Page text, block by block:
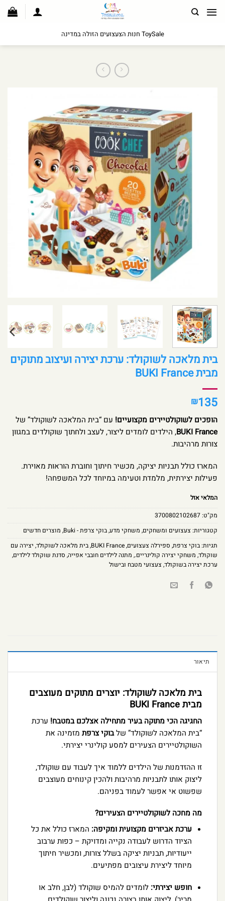
לתוכן
ToySale חנות הצעצועים הזולה במדינה
בית מלאכה לשוקולד: ערכת יצירה ועיצוב מתוקים
מבית BUKI France
₪135
הופכים לשוקולטיירים מקצועיים! עם “בית המלאכה לשוקולד” של
BUKI France, הילדים לומדים ליצור, לעצב ולחתוך שוקולדים במגוון
צורות מרהיבות.
המארז כולל תבניות יציקה, מכשיר חיתוך וחוברת הוראות מאוירת.
פעילות יצירתית, מלמדת וטעימה במיוחד לכל המשפחה!
המלאי אזל
מק"ט:3700802102687
קטגוריות: צעצועים ומשחקים, משחקי מדע,בוקי צרפת - Buki , מוצרים חדשים
תגיות:בוקי צרפת, ספירלה צעצועים,
BUKI France
,בית מלאכה לשוקולד, יצירה עם
שוקולד, משחקי יצירה קולינריים., מתנה לילדים חובבי אפייה, סדנת שוקולד לילדים,
ערכת יצירה בשוקולד, צעצועי מטבח ובישול
תיאור
בית מלאכה לשוקולד: יוצרים מתוקים מעוצבים
מבית BUKI France
החגיגה הכי מתוקה בעיר מתחילה אצלכם במטבח! ערכת
“בית המלאכה לשוקולד” שלבוקי צרפת מזמינה את
השוקולטיירים הצעירים למסע קולינרי יצירתי.
זו ההזדמנות של הילדים ללמוד איך לעבוד עם שוקולד,
ליצוק אותו לתבניות מרהיבות ולהכין קינוחים מעוצבים
שפשוט אי אפשר לעמוד בפניהם.
מה מחכה לשוקולטיירים הצעירים?
ערכת אביזרים מקצועית ומקיפה: המארז כולל את כל
הציוד הדרוש לעבודה נקייה ומדויקת – כפות ערבוב
ייעודיות, תבניות יציקה בשלל צורות, ומכשיר חיתוך
מיוחד ליצירת עיצובים מפתיעים.
חופש יצירתי: לומדים להמיס שוקולד (לבן, חלב או